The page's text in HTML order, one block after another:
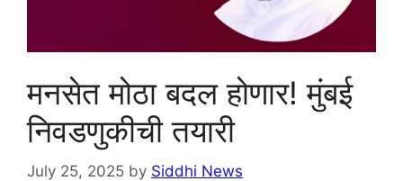
मनसेत मोठा बदल होणार! मुंबई
निवडणुकीची तयारी
July 25, 2025 by Siddhi News